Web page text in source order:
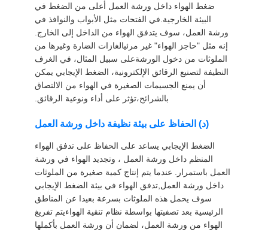
خريطة
الموقع
الخصوصية
ضغط الهواء داخل ورشة العمل أعلى من الضغط في
البيئة الخارجية.في الفتحات مثل الأبواب والنوافذ في
ورشة العمل، سوف يتدفق الهواء من الداخل إلى الخارج.
إنه مثل "حاجز الهواء" غير مرئيالغازات الضارة وغيرها من
الملوثات من دخول الورشةعلى سبيل المثال، في الغرف
النظيفة لتصنيع الرقائق الإلكترونية، الضغط الإيجابي يمكن
أن يمنع الجسيمات الصغيرة في الهواء من الالتصاق
بالشرائح،تؤثر على أداء ونوعية الرقائق.
(د) الحفاظ على بيئة نظيفة داخل ورشة العمل
الضغط الإيجابي يساعد على الحفاظ على تدفق الهواء
المنظم داخل ورشة العمل ، وتجديد الهواء في ورشة
العمل باستمرار. عندما يتم إنتاج كمية صغيرة من الملوثات
داخل ورشة العمل,تدفق الهواء في بيئة الضغط الإيجابي
سوف يحمل هذه الملوثات بسرعة بعيدا عن المناطق
الرئيسية بعد تصفيتها بواسطة نظام تنقية الهواءيتم تفريغ
الهواء من ورشة العمل، لضمان أن ورشة العمل بأكملها